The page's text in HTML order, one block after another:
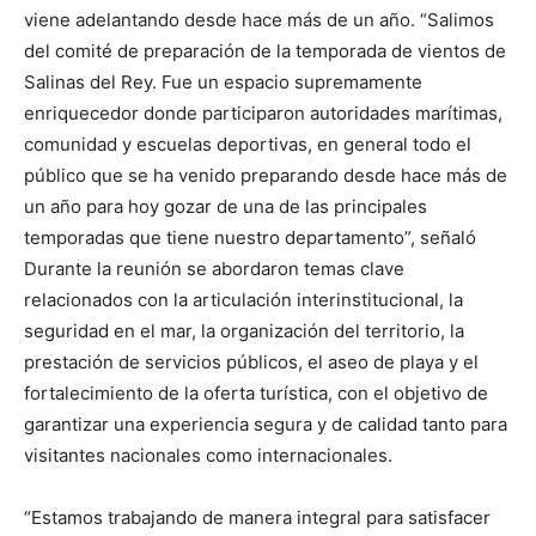
viene adelantando desde hace más de un año. “Salimos
del comité de preparación de la temporada de vientos de
Salinas del Rey. Fue un espacio supremamente
enriquecedor donde participaron autoridades marítimas,
comunidad y escuelas deportivas, en general todo el
público que se ha venido preparando desde hace más de
un año para hoy gozar de una de las principales
temporadas que tiene nuestro departamento”, señaló
Durante la reunión se abordaron temas clave
relacionados con la articulación interinstitucional, la
seguridad en el mar, la organización del territorio, la
prestación de servicios públicos, el aseo de playa y el
fortalecimiento de la oferta turística, con el objetivo de
garantizar una experiencia segura y de calidad tanto para
visitantes nacionales como internacionales.
“Estamos trabajando de manera integral para satisfacer